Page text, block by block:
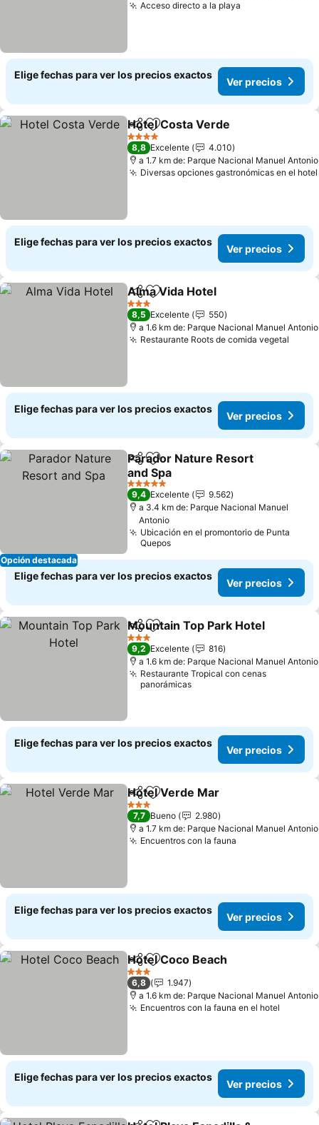
Acceso directo a la playa
Elige fechas para ver los precios exactos
Ver precios
CompartirAgregar a favoritos
Hotel Costa Verde
4 Estrellas
8,8 Excelente
4.010
a 1.7 km de: Parque Nacional Manuel Antonio
Diversas opciones gastronómicas en el hotel
Elige fechas para ver los precios exactos
Ver precios
CompartirAgregar a favoritos
Alma Vida Hotel
3 Estrellas
8,5 Excelente
550
a 1.6 km de: Parque Nacional Manuel Antonio
Restaurante Roots de comida vegetal
Elige fechas para ver los precios exactos
Ver precios
Opción destacada
CompartirAgregar a favoritos
Parador Nature Resort
and Spa
Ver precios
5 Estrellas
9,4 Excelente
9.562
a 3.4 km de: Parque Nacional Manuel
Antonio
Ubicación en el promontorio de Punta
Quepos
Elige fechas para ver los precios exactos
Ver precios
CompartirAgregar a favoritos
Mountain Top Park Hotel
3 Estrellas
9,2 Excelente
816
a 1.6 km de: Parque Nacional Manuel Antonio
Restaurante Tropical con cenas
panorámicas
Elige fechas para ver los precios exactos
Ver precios
CompartirAgregar a favoritos
Hotel Verde Mar
3 Estrellas
7,7 Bueno
2.980
a 1.7 km de: Parque Nacional Manuel Antonio
Encuentros con la fauna
Elige fechas para ver los precios exactos
Ver precios
CompartirAgregar a favoritos
Hotel Coco Beach
3 Estrellas
6,8
1.947
a 1.6 km de: Parque Nacional Manuel Antonio
Encuentros con la fauna en el hotel
Elige fechas para ver los precios exactos
Ver precios